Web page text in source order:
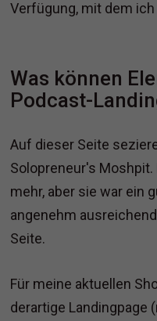
Verfügung, mit dem
Was können
Podcast-
Auf dieser Seite
Solopreneur's
mehr, aber sie war ein
angenehm
Seite.
Für meine aktuellen
derartige Landingpage